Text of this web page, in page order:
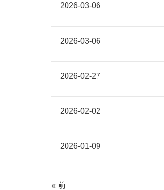
2026-03-06
2026-03-06
2026-02-27
2026-02-02
2026-01-09
« 前